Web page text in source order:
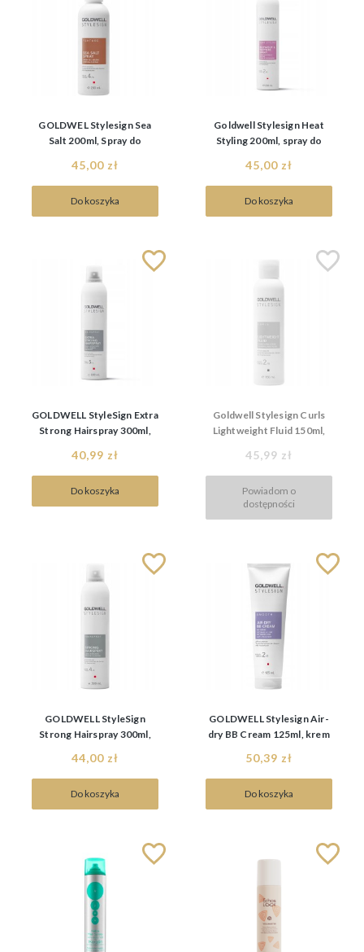
GOLDWEL Stylesign Sea
Salt 200ml, Spray do
objętości
45,00 zł
Do koszyka
Goldwell Stylesign Heat
Styling 200ml, spray do
tekstury
45,00 zł
Do koszyka
GOLDWELL StyleSign Extra
Strong Hairspray 300ml,
włosów
40,99 zł
Do koszyka
Goldwell Stylesign Curls
Lightweight Fluid 150ml,
45,99 zł
Powiadom o
dostępności
GOLDWELL StyleSign
Strong Hairspray 300ml,
44,00 zł
Do koszyka
GOLDWELL Stylesign Air-
dry BB Cream 125ml, krem
50,39 zł
Do koszyka